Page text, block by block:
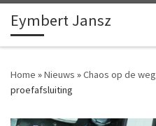
Ga naar inhoud
Eymbert Jansz
Home »Nieuws »Chaos op de weg
proefafsluiting